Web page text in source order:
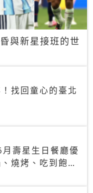
與新星接班的世
找回童心的臺北
壽星生日餐廳優
燒烤、吃到飽，